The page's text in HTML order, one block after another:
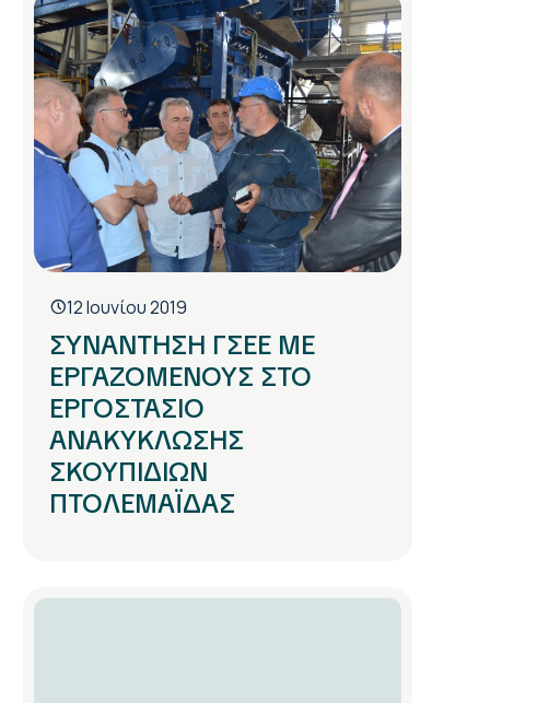
12 Ιουνίου 2019
ΣΥΝΑΝΤΗΣΗ ΓΣΕΕ ΜΕ
ΕΡΓΑΖΟΜΕΝΟΥΣ ΣΤΟ
ΕΡΓΟΣΤΑΣΙΟ
ΑΝΑΚΥΚΛΩΣΗΣ
ΣΚΟΥΠΙΔΙΩΝ
ΠΤΟΛΕΜΑΪΔΑΣ